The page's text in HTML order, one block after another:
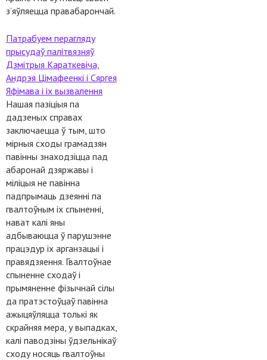
з’яўляецца правабарончай.
Патрабуем перагляду
прысудаў палітвязняў
Дзмітрыя Караткевіча,
Андрэя Цімафеенкі і Сяргея
Яфімава і іх вызвалення
Нашая пазіціыя па
дадзеных справах
заключаецца ў тым, што
мірныя сходы грамадзян
павінны знаходзіцца пад
абаронай дзяржавы і
міліцыя не павінна
падпрымаць дзеянні па
гвалтоўным іх спыненні,
нават калі яны
адбываюцца ў парушэнне
працэдур іх арганзацыі і
правядзяення. Гвалтоўнае
спыненне сходаў і
прымяненне фізычнай сілы
да пратэстоўцаў павінна
ажыцяўляцца толькі як
скрайняя мера, у выпадках,
калі паводзіны ўдзельнікаў
сходу носяць гвалтоўны